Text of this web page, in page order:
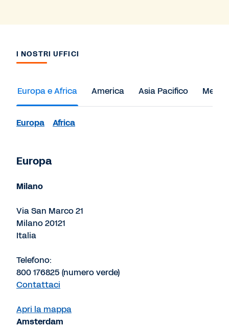
I NOSTRI UFFICI
Europa e Africa America Asia Pacifico
Europa Africa
Europa
Milano
Via San Marco 21
Milano 20121
Italia
Telefono:
800 176825 (numero verde)
Contattaci
Apri la mappa
Amsterdam